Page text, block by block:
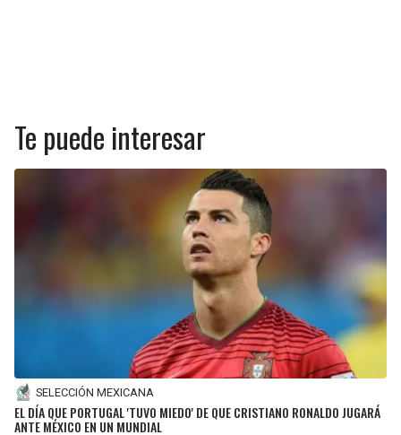
Te puede interesar
SELECCIÓN MEXICANA
EL DÍA QUE PORTUGAL 'TUVO MIEDO' DE QUE CRISTIANO RONALDO JUGARÁ
ANTE MÉXICO EN UN MUNDIAL